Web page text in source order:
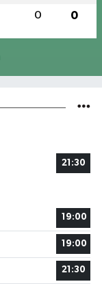
0 0
21:30
19:00
19:00
21:30